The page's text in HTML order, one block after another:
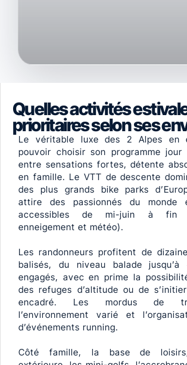
Quelles activités
prioritaires selon ses
Le véritable luxe des 2 Alpes en
pouvoir choisir son programme
entre sensations fortes, détente
en famille. Le VTT de descente
des plus grands bike parks
attire des passionnés du monde
accessibles de mi-juin à fin
enneigement et météo).
Les randonneurs profitent de
balisés, du niveau balade jusqu’à
engagés, avec en prime la
des refuges d’altitude ou de
encadré. Les mordus de
l’environnement varié et
d’événements running.
Côté famille, la base de